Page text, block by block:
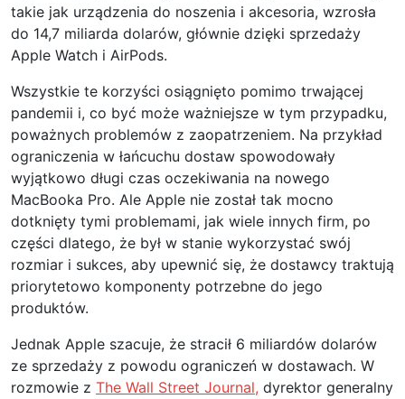
takie jak urządzenia do noszenia i akcesoria, wzrosła
do 14,7 miliarda dolarów, głównie dzięki sprzedaży
Apple Watch i AirPods.
Wszystkie te korzyści osiągnięto pomimo trwającej
pandemii i, co być może ważniejsze w tym przypadku,
poważnych problemów z zaopatrzeniem. Na przykład
ograniczenia w łańcuchu dostaw spowodowały
wyjątkowo długi czas oczekiwania na nowego
MacBooka Pro. Ale Apple nie został tak mocno
dotknięty tymi problemami, jak wiele innych firm, po
części dlatego, że był w stanie wykorzystać swój
rozmiar i sukces, aby upewnić się, że dostawcy traktują
priorytetowo komponenty potrzebne do jego
produktów.
Jednak Apple szacuje, że stracił 6 miliardów dolarów
ze sprzedaży z powodu ograniczeń w dostawach. W
rozmowie z The Wall Street Journal, dyrektor generalny